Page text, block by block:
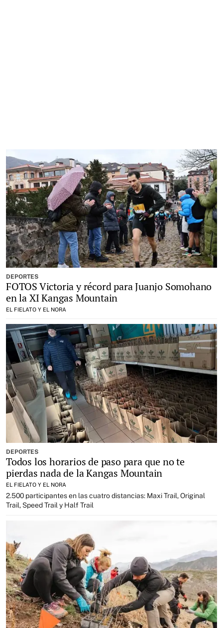
DEPORTES
FOTOS Victoria y récord para Juanjo Somohano
en la XI Kangas Mountain
EL FIELATO Y EL NORA
DEPORTES
Todos los horarios de paso para que no te
pierdas nada de la Kangas Mountain
EL FIELATO Y EL NORA
2.500 participantes en las cuatro distancias: Maxi Trail, Original
Trail, Speed Trail y Half Trail